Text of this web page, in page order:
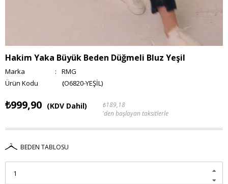
Hakim Yaka Büyük Beden Düğmeli Bluz Yeşil
Marka :
RMG
(O6820-YEŞİL)
₺999,90 (KDV Dahil)
₺189,18
'den başlayan taksitlerle
BEDEN TABLOSU